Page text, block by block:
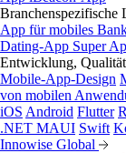
Branchenspezifische
App für mobiles
Dating-App Super
Entwicklung,
Mobile-App-Design
von mobilen
iOS Android Flutter
.NET MAUI Swift
Innowise Global